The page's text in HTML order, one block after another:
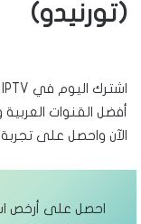
(تورنيدو)
الآن واحصل على تجربة IPTV لا مثيل لها!